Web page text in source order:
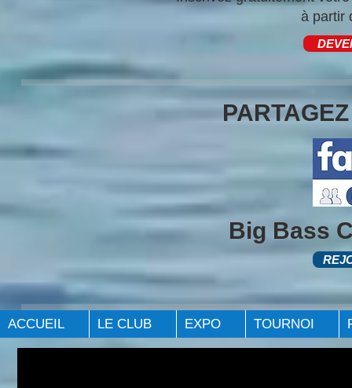
à partir
Big Bass
ACCUEIL LE CLUB EXPO TOURNOI